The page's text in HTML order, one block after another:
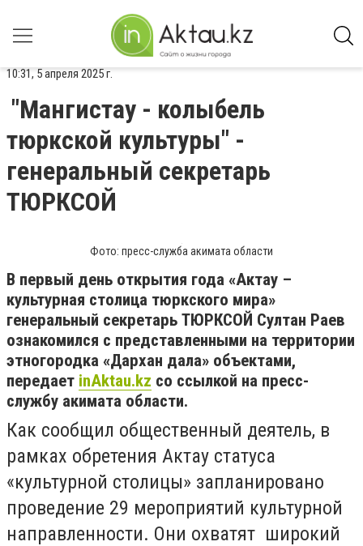
10:31, 5 апреля 2025 г.
"Мангистау - колыбель
тюркской культуры" -
генеральный секретарь
ТЮРКСОЙ
Фото: пресс-служба акимата области
В первый день открытия года «Актау –
культурная столица тюркского мира»
генеральный секретарь ТЮРКСОЙ Султан Раев
ознакомился с представленными на территории
этногородка «Дархан дала» объектами,
передает inAktau.kz со ссылкой на пресс-
службу акимата области.
Как сообщил общественный деятель, в
рамках обретения Актау статуса
«культурной столицы» запланировано
проведение 29 мероприятий культурной
направленности. Они охватят широкий